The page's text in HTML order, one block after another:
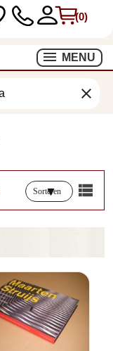
(0)
MENU
clear
Sorteren